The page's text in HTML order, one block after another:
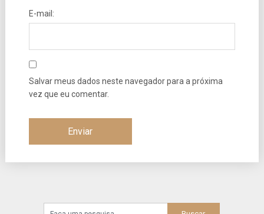
E-mail:
Salvar meus dados neste navegador para a próxima
vez que eu comentar.